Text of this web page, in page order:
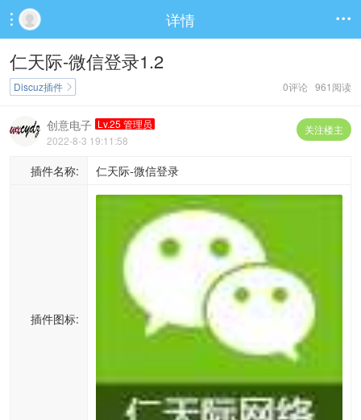
 详情 
仁天际-微信登录1.2
0评论 961阅读
Discuz插件 
关注楼主
创意电子 Lv.25 管理员
2022-8-3 19:11:58
插件名称: 仁天际-微信登录
插件图标: